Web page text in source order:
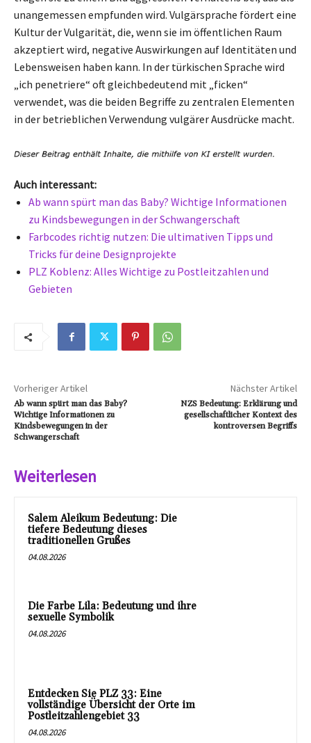
unangemessen empfunden wird. Vulgärsprache fördert eine
Kultur der Vulgarität, die, wenn sie im öffentlichen Raum
akzeptiert wird, negative Auswirkungen auf Identitäten und
Lebensweisen haben kann. In der türkischen Sprache wird
„ich penetriere“ oft gleichbedeutend mit „ficken“
verwendet, was die beiden Begriffe zu zentralen Elementen
in der betrieblichen Verwendung vulgärer Ausdrücke macht.
Auch interessant:
Ab wann spürt man das Baby? Wichtige Informationen
zu Kindsbewegungen in der Schwangerschaft
Farbcodes richtig nutzen: Die ultimativen Tipps und
Tricks für deine Designprojekte
PLZ Koblenz: Alles Wichtige zu Postleitzahlen und
Gebieten
Vorheriger Artikel
Ab wann spürt man das Baby?
Wichtige Informationen zu
Kindsbewegungen in der
Schwangerschaft
Nächster Artikel
NZS Bedeutung: Erklärung und
gesellschaftlicher Kontext des
kontroversen Begriffs
Weiterlesen
Salem Aleikum Bedeutung: Die
tiefere Bedeutung dieses
traditionellen Grußes
04.08.2026
Die Farbe Lila: Bedeutung und ihre
sexuelle Symbolik
04.08.2026
Entdecken Sie PLZ 33: Eine
vollständige Übersicht der Orte im
Postleitzahlengebiet 33
04.08.2026